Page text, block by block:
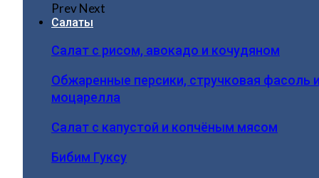
PrevNext
Салаты
Салат с рисом, авокадо и кочудяном
Обжаренные персики, стручковая фасоль
моцарелла
Салат с капустой и копчёным мясом
Бибим Гуксу